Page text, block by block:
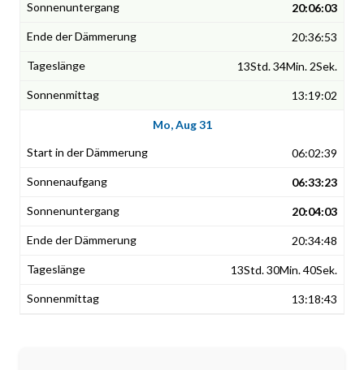
20:06:03
20:36:53
13Std. 34Min. 2Sek.
13:19:02
Mo, Aug 31
06:02:39
06:33:23
20:04:03
20:34:48
13Std. 30Min. 40Sek.
13:18:43